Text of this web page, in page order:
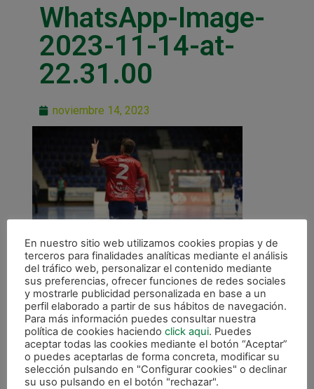
WhatsApp-Image-
2023-11-14-at-
22.31.00
noviembre 14, 2023
ANTERIOR
Osasuna Magna recupera la sonrisa a costa del Betis
En nuestro sitio web utilizamos cookies propias y de
terceros para finalidades analíticas mediante el análisis
del tráfico web, personalizar el contenido mediante
sus preferencias, ofrecer funciones de redes sociales
y mostrarle publicidad personalizada en base a un
perfil elaborado a partir de sus hábitos de navegación.
Para más información puedes consultar nuestra
política de cookies haciendo click aqui. Puedes
aceptar todas las cookies mediante el botón “Aceptar”
o puedes aceptarlas de forma concreta, modificar su
selección pulsando en "Configurar cookies" o declinar
su uso pulsando en el botón "rechazar".